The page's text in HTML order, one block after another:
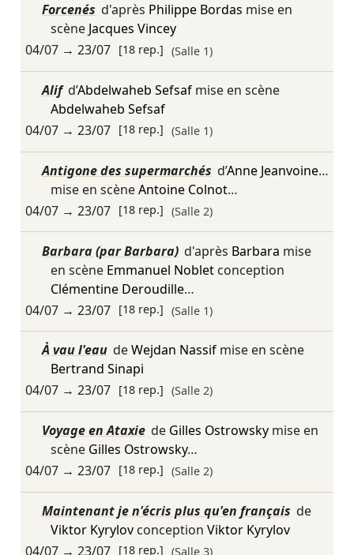
Forcenés d'après Philippe Bordas mise en
scène Jacques Vincey
04/07→ 23/07 [18 rep.] (Salle 1)
Alif d’Abdelwaheb Sefsafmise en scène
Abdelwaheb Sefsaf
04/07→ 23/07 [18 rep.] (Salle 1)
Antigone des supermarchés d’Anne Jeanvoine…
mise en scèneAntoine Colnot…
04/07→ 23/07 [18 rep.] (Salle 2)
Barbara (par Barbara) d'après Barbara mise
en scène Emmanuel Nobletconception
Clémentine Deroudille…
04/07→ 23/07 [18 rep.] (Salle 1)
À vau l'eau deWejdan Nassifmise en scène
Bertrand Sinapi
04/07→ 23/07 [18 rep.] (Salle 2)
Voyage en Ataxie de Gilles Ostrowskymise en
scène Gilles Ostrowsky…
04/07→ 23/07 [18 rep.] (Salle 2)
Maintenant je n'écris plus qu'en français de
Viktor Kyrylovconception Viktor Kyrylov
04/07→ 23/07 [18 rep.] (Salle 3)